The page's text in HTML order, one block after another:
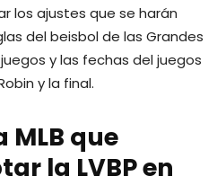
los ajustes que se harán
del beisbol de las Grandes
y las fechas del juegos
y la final.
MLB que
la LVBP en